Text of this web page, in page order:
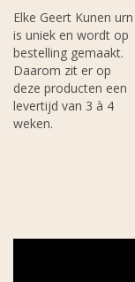
Elke Geert Kunen urn
is uniek en wordt op
bestelling gemaakt.
Daarom zit er op
deze producten een
levertijd van 3 à 4
weken.